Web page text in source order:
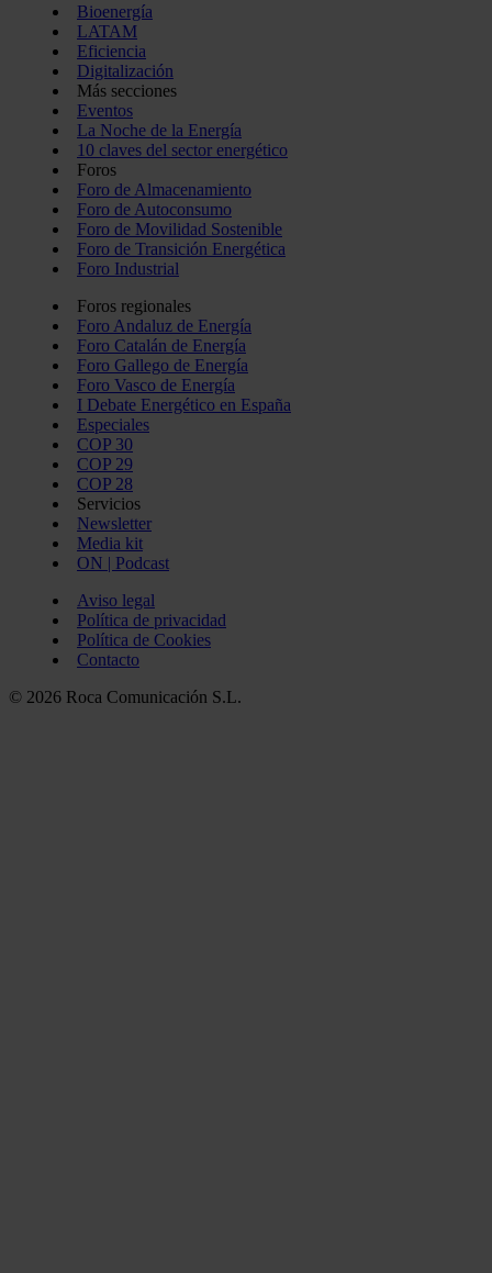
Bioenergía
LATAM
Eficiencia
Digitalización
Más secciones
Eventos
La Noche de la Energía
10 claves del sector energético
Foros
Foro de Almacenamiento
Foro de Autoconsumo
Foro de Movilidad Sostenible
Foro de Transición Energética
Foro Industrial
Foros regionales
Foro Andaluz de Energía
Foro Catalán de Energía
Foro Gallego de Energía
Foro Vasco de Energía
I Debate Energético en España
Especiales
COP 30
COP 29
COP 28
Servicios
Newsletter
Media kit
ON | Podcast
Aviso legal
Política de privacidad
Política de Cookies
Contacto
© 2026 Roca Comunicación S.L.